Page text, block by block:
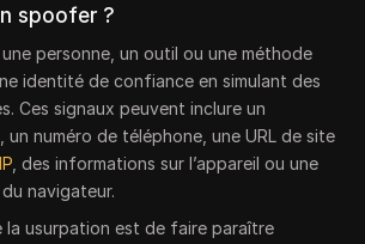
spoofer ?
personne, un outil ou une méthode
identité de confiance en simulant des
Ces signaux peuvent inclure un
un numéro de téléphone, une URL de site
, des informations sur l’appareil ou une
navigateur.
la usurpation est de faire paraître